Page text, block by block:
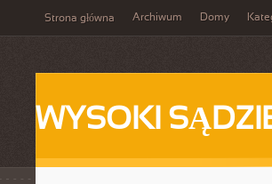
Strona główna Archiwum Domy
WYSOKI